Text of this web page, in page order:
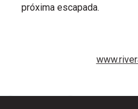
próxima escapada.